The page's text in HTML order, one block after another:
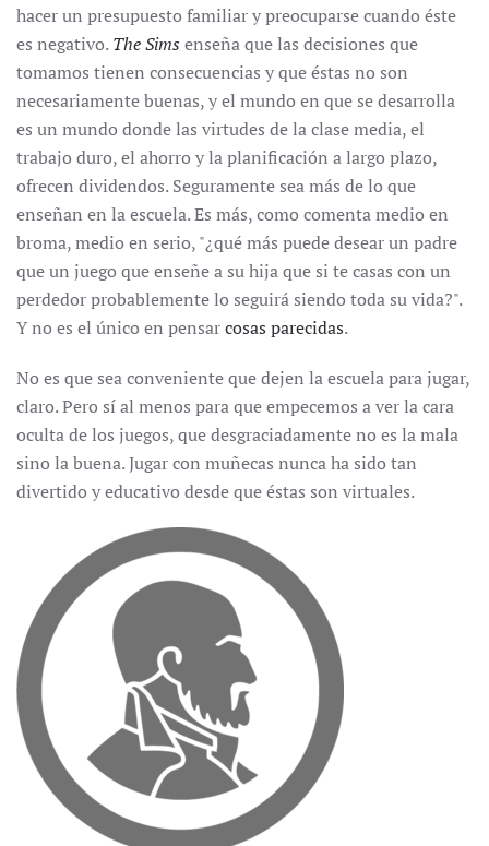
hacer un presupuesto familiar y preocuparse cuando éste
es negativo.The Sims enseña que las decisiones que
tomamos tienen consecuencias y que éstas no son
necesariamente buenas, y el mundo en que se desarrolla
es un mundo donde las virtudes de la clase media, el
trabajo duro, el ahorro y la planificación a largo plazo,
ofrecen dividendos. Seguramente sea más de lo que
enseñan en la escuela. Es más, como comenta medio en
broma, medio en serio, "¿qué más puede desear un padre
que un juego que enseñe a su hija que si te casas con un
perdedor probablemente lo seguirá siendo toda su vida?".
Y no es el único en pensarcosas parecidas.
No es que sea conveniente que dejen la escuela para jugar,
claro. Pero sí al menos para que empecemos a ver la cara
oculta de los juegos, que desgraciadamente no es la mala
sino la buena. Jugar con muñecas nunca ha sido tan
divertido y educativo desde que éstas son virtuales.